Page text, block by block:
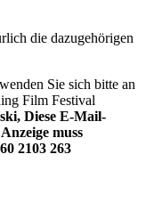
die dazugehörigen
Sie sich bitte an
Film Festival
Diese E-Mail-
muss
2103 263